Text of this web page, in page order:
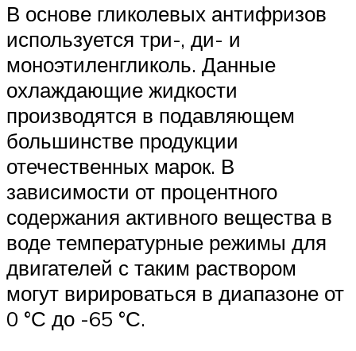
В основе гликолевых антифризов
используется три-, ди- и
моноэтиленгликоль. Данные
охлаждающие жидкости
производятся в подавляющем
большинстве продукции
отечественных марок. В
зависимости от процентного
содержания активного вещества в
воде температурные режимы для
двигателей с таким раствором
могут вирироваться в диапазоне от
0 °С до -65 °С.